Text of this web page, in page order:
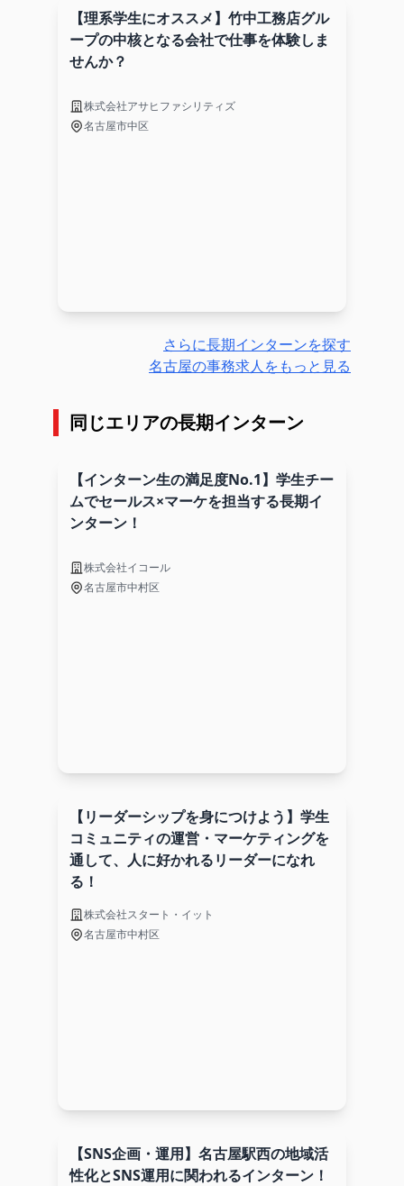
【理系学生にオススメ】竹中工務店グル
ープの中核となる会社で仕事を体験しま
せんか？
株式会社アサヒファシリティズ
名古屋市中区
さらに長期インターンを探す
名古屋の事務求人をもっと見る
同じエリアの長期インターン
【インターン生の満足度No.1】学生チー
ムでセールス×マーケを担当する長期イ
ンターン！
株式会社イコール
名古屋市中村区
【リーダーシップを身につけよう】学生
コミュニティの運営・マーケティングを
通して、人に好かれるリーダーになれ
る！
株式会社スタート・イット
名古屋市中村区
【SNS企画・運用】名古屋駅西の地域活
性化とSNS運用に関われるインターン！